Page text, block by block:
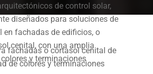
de control solar,
diseñados para soluciones de
en fachadas de edificios, o
cenital, con una amplia
y terminaciones
fachadas o cortasol cenital de
de colores y terminaciones